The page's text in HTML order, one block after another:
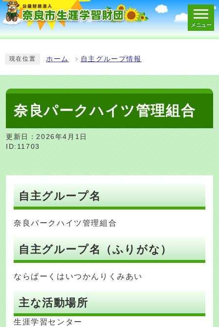
メニュー
現在位置 ホーム 自主グループ情報
奈良パークハイツ管理組合
更新日：2026年4月1日
ID:11703
自主グループ名
奈良パークハイツ管理組合
自主グループ名（ふりがな）
ならぱーくはいつかんりくみあい
主な活動場所
生涯学習センター